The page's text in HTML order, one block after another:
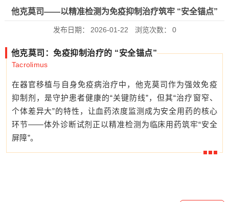
他克莫司——以精准检测为免疫抑制治疗筑牢 “安全锚点”
发布日期： 2026-01-22 浏览次数： 0
他克莫司 ：免疫抑制治疗的 “安全锚点”
Tacrolimus
在器官移植与自身免疫病治疗中，他克莫司作为强效免疫
抑制剂 ，是守护患者健康的“关键防线”，但其“治疗窗窄、
个体差异大”的特性，让血药浓度监测成为安全用药的核心
环节——体外诊断试剂正以精准检测为临床用药筑牢“安全
屏障”。
山河锦绣 欢度国庆
2025 NATIONAL DAY